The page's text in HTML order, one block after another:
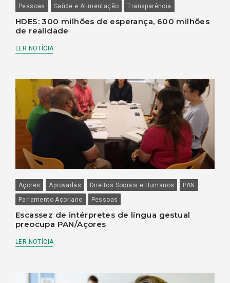
Pessoas
Saúde e Alimentação Transparência
HDES: 300 milhões de esperança, 600 milhões
de realidade
LER NOTÍCIA
Açores Aprovadas Direitos Sociais e Humanos
PAN
Parlamento Açoriano
Pessoas
Escassez de intérpretes de língua gestual
preocupa PAN/Açores
LER NOTÍCIA